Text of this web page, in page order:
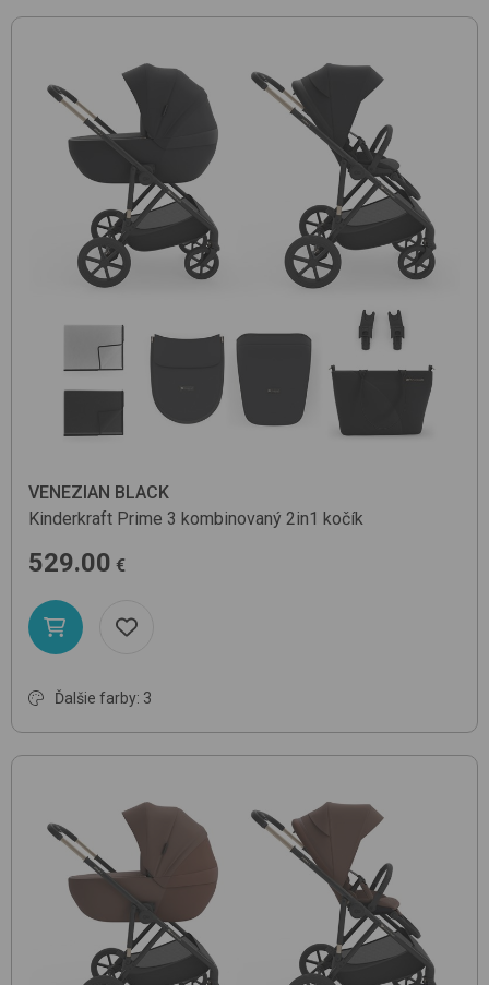
VENEZIAN BLACK
Kinderkraft Prime 3 kombinovaný 2in1 kočík
529.00 €
Ďalšie farby: 3